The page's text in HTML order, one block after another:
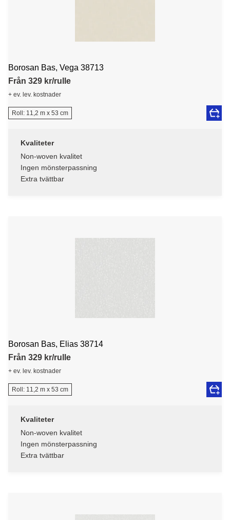
Borosan Bas, Vega 38713
Från 329 kr/rulle
+ ev. lev. kostnader
Roll: 11,2 m x 53 cm
Kvaliteter
Non-woven kvalitet
Ingen mönsterpassning
Extra tvättbar
Borosan Bas, Elias 38714
Från 329 kr/rulle
+ ev. lev. kostnader
Roll: 11,2 m x 53 cm
Kvaliteter
Non-woven kvalitet
Ingen mönsterpassning
Extra tvättbar